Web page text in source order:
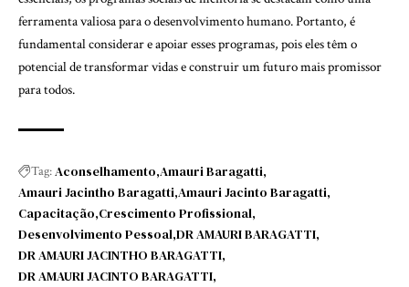
ferramenta valiosa para o desenvolvimento humano. Portanto, é
fundamental considerar e apoiar esses programas, pois eles têm o
potencial de transformar vidas e construir um futuro mais promissor
para todos.
Tag:Aconselhamento Amauri Baragatti
Amauri Jacintho Baragatti Amauri Jacinto Baragatti
Capacitação Crescimento Profissional
Desenvolvimento Pessoal DR AMAURI BARAGATTI
DR AMAURI JACINTHO BARAGATTI
DR AMAURI JACINTO BARAGATTI